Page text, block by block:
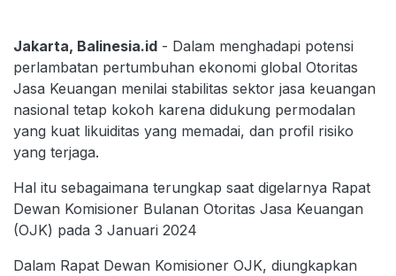
Jakarta, Balinesia.id - Dalam menghadapi potensi
perlambatan pertumbuhan ekonomi global Otoritas
Jasa Keuangan menilai stabilitas sektor jasa keuangan
nasional tetap kokoh karena didukung permodalan
yang kuat likuiditas yang memadai, dan profil risiko
yang terjaga.
Hal itu sebagaimana terungkap saat digelarnya Rapat
Dewan Komisioner Bulanan Otoritas Jasa Keuangan
(OJK) pada 3 Januari 2024
Dalam Rapat Dewan Komisioner OJK, diungkapkan